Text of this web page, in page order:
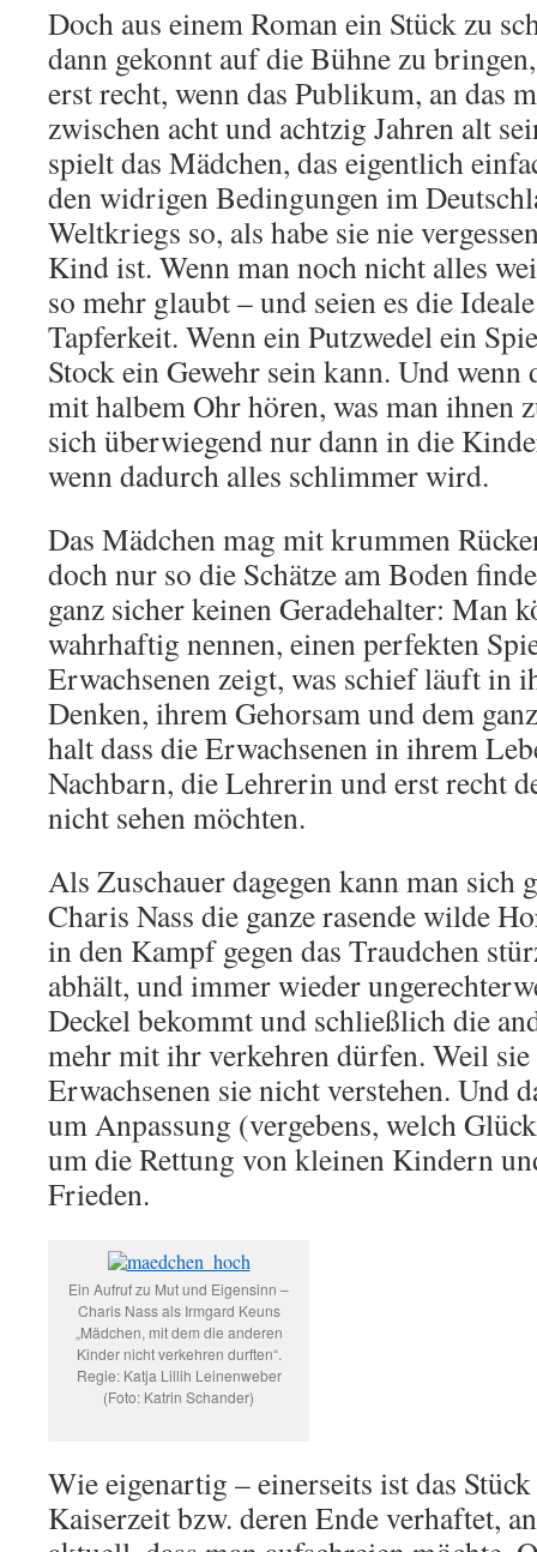
Doch aus einem Roman ein Stück zu
dann gekonnt auf die Bühne zu
erst recht, wenn das Publikum, an das
zwischen acht und achtzig Jahren alt
spielt das Mädchen, das eigentlich
den widrigen Bedingungen im
Weltkriegs so, als habe sie nie
Kind ist. Wenn man noch nicht alles
so mehr glaubt – und seien es die
Tapferkeit. Wenn ein Putzwedel ein
Stock ein Gewehr sein kann. Und wenn
mit halbem Ohr hören, was man ihnen
sich überwiegend nur dann in die
wenn dadurch alles schlimmer wird.
Das Mädchen mag mit krummen
doch nur so die Schätze am Boden
ganz sicher keinen Geradehalter: Man
wahrhaftig nennen, einen perfekten
Erwachsenen zeigt, was schief läuft in
Denken, ihrem Gehorsam und dem
halt dass die Erwachsenen in ihrem
Nachbarn, die Lehrerin und erst recht
nicht sehen möchten.
Als Zuschauer dagegen kann man sich
Charis Nass die ganze rasende wilde
in den Kampf gegen das Traudchen
abhält, und immer wieder
Deckel bekommt und schließlich die
mehr mit ihr verkehren dürfen. Weil
Erwachsenen sie nicht verstehen. Und
um Anpassung (vergebens, welch
um die Rettung von kleinen Kindern
Frieden.
Ein Aufruf zu Mut und Eigensinn –
Charis Nass als Irmgard Keuns
„Mädchen, mit dem die anderen
Kinder nicht verkehren durften“.
Regie: Katja Lillih Leinenweber
(Foto: Katrin Schander)
Wie eigenartig – einerseits ist das
Kaiserzeit bzw. deren Ende verhaftet,